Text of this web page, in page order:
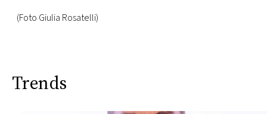
(Foto Giulia Rosatelli)
Trends